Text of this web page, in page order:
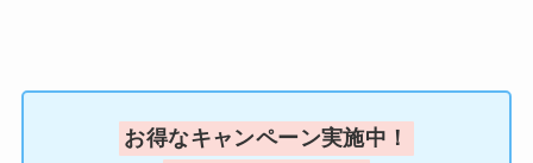
お得なキャンペーン実施中！